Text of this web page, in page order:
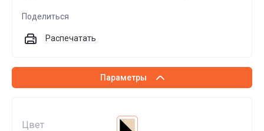
Поделиться
Распечатать
Параметры
Цвет